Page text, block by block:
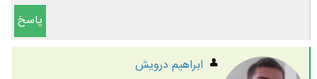
پاسخ
ابراهیم درویش